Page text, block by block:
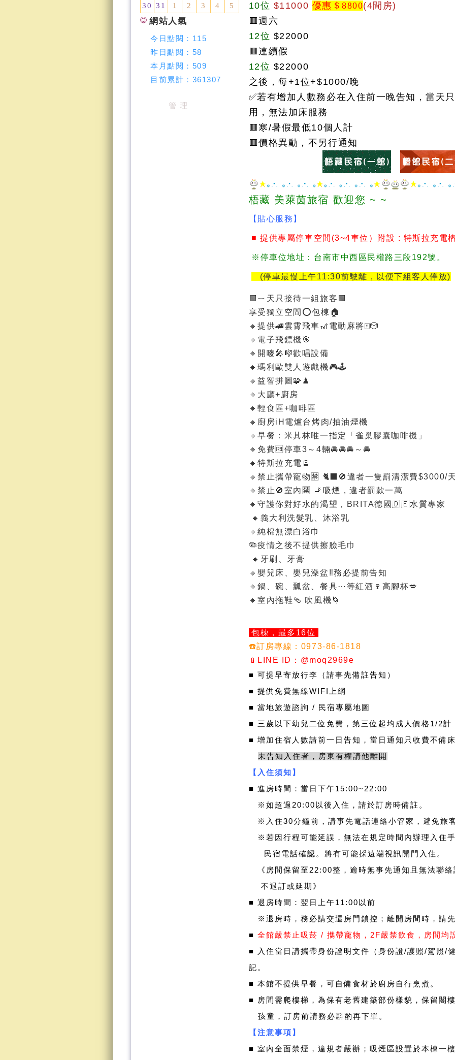
10位 $11000 優惠＄8800(4間房)
🟥週六
12位 $22000
🟥連續假
12位 $22000
之後，每+1位+$1000/晚
✅若有增加人數務必在入住前一晚告知，當天
用，無法加床服務
🟥寒/暑假最低10個人計
🟥價格異動，不另行通知
梧藏 美萊茵旅宿 歡迎您 ~ ~
【貼心服務】
■ 提供專屬停車空間(3~4車位）附設 : 特斯拉充電
※停車位地址：台南市中西區民權路三段192號。
(停車最慢上午11:30前駛離，以便下組客人停放)
🟩ㄧ天只接待一組旅客🟩
享受獨立空間⭕️包棟🏠
🔸提供🚄雲霄飛車🎢電動麻將🀄️🎲
🔸電子飛鏢機🎯
🔸開嘜🎤🎼歡唱設備
🔸瑪利歐雙人遊戲機🎮🕹
🔸益智拼圖🧩♟
🔸大廳+廚房
🔸輕食區+咖啡區
🔸廚房iH電爐台烤肉/抽油煙機
🔸早餐：米其林唯一指定「雀巢膠囊咖啡機」
🔸免費🆓停車3～4輛🚘🚘🚘～🚘
🔸特斯拉充電🪫
🔸禁止攜帶寵物🈲️ 🐈‍⬛🚫違者一隻罰清潔費$3000/
🔸禁止🚫室內🈲️ 🚬吸煙，違者罰款一萬
🔸守護你對好水的渴望，BRITA德國🇩🇪水質專家
🔸義大利洗髮乳、沐浴乳
🔸純棉無漂白浴巾
🦠疫情之後不提供擦臉毛巾
🔸牙刷、牙膏
🔸嬰兒床、嬰兒澡盆‼️務必提前告知
🔸鍋、碗、瓢盆、餐具⋯等紅酒🍷高腳杯💋
🔸室內拖鞋🩴 吹風機🌀
包棟，最多16位
☎️訂房專線：0973-86-1818
📱LINE ID：@moq2969e
■ 可提早寄放行李（請事先備註告知）
■ 提供免費無線WIFI上網
■ 當地旅遊諮詢 / 民宿專屬地圖
■ 三歲以下幼兒二位免費，第三位起均成人價格1/2計
​■ 增加住宿人數請前一日告知，當日通知只收費不備
未告知入住者，房東有權請他離開
【入住須知】
■ 進房時間：當日下午15:00~22:00
※ 如超過20:00以後入住，請於訂房時備註。
※ 入住30分鐘前，請事先電話連絡小管家，避免旅
※若因行程可能延誤，無法在規定時間內辦理入住
民宿電話確認。將有可能採遠端視訊開門入住。
《房間保留至22:00整，逾時無事先通知且無法聯絡
不退訂或延期》
■ 退房時間：翌日上午11:00以前
※ 退房時，務必請交還房門鎖控；離開房間時，請
■ 全館嚴禁止吸菸 / 攜帶寵物，2F嚴禁飲食，房間均
■ 入住當日請攜帶身份證明文件（身份證/護照/駕照/
記。
■ 本館不提供早餐，可自備食材於廚房自行烹煮。
■ 房間需爬樓梯，為保有老舊建築部份樣貌，保留閣
孩童，訂房前請務必斟酌再下單。
【注意事項】
■ 室內全面禁煙，違規者嚴辦；吸煙區設置於本棟一
30
31 1 2 3 4 5
網站人氣
今日點閱： 115
昨日點閱： 58
本月點閱： 509
目前累計： 361307
管 理